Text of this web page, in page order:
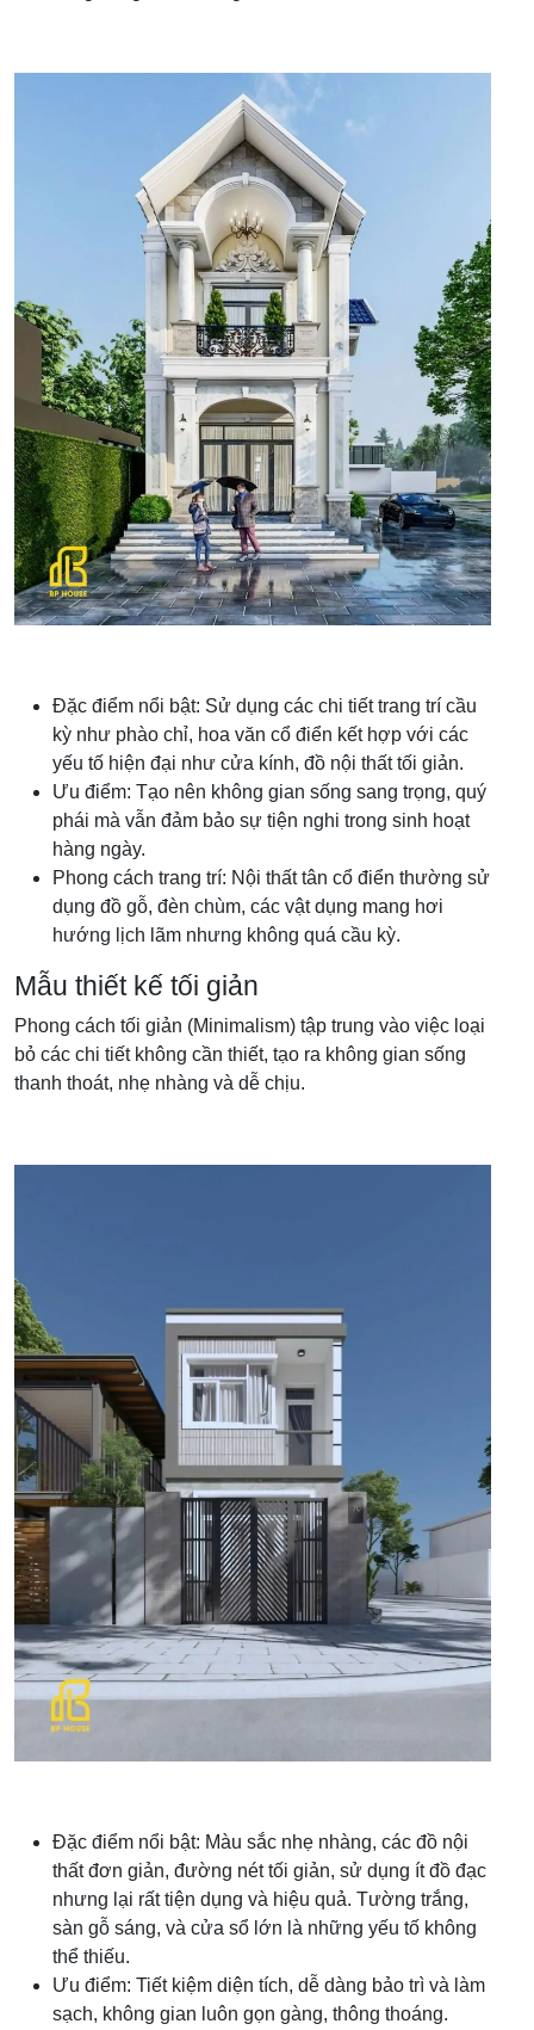
Đặc điểm nổi bật: Sử dụng các chi tiết trang trí cầu
kỳ như phào chỉ, hoa văn cổ điển kết hợp với các
yếu tố hiện đại như cửa kính, đồ nội thất tối giản.
Ưu điểm: Tạo nên không gian sống sang trọng, quý
phái mà vẫn đảm bảo sự tiện nghi trong sinh hoạt
hàng ngày.
Phong cách trang trí: Nội thất tân cổ điển thường sử
dụng đồ gỗ, đèn chùm, các vật dụng mang hơi
hướng lịch lãm nhưng không quá cầu kỳ.
Mẫu thiết kế tối giản
Phong cách tối giản (Minimalism) tập trung vào việc loại
bỏ các chi tiết không cần thiết, tạo ra không gian sống
thanh thoát, nhẹ nhàng và dễ chịu.
Đặc điểm nổi bật: Màu sắc nhẹ nhàng, các đồ nội
thất đơn giản, đường nét tối giản, sử dụng ít đồ đạc
nhưng lại rất tiện dụng và hiệu quả. Tường trắng,
sàn gỗ sáng, và cửa sổ lớn là những yếu tố không
thể thiếu.
Ưu điểm: Tiết kiệm diện tích, dễ dàng bảo trì và làm
sạch, không gian luôn gọn gàng, thông thoáng.